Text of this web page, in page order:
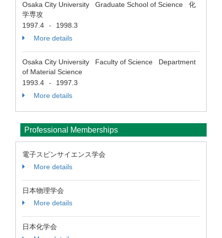
Osaka City University Graduate School of Science 化
学専攻
1997.4
-
1998.3
More details
Osaka City University Faculty of Science Department
of Material Science
1993.4
-
1997.3
More details
Professional Memberships
電子スピンサイエンス学会
More details
日本物理学会
More details
日本化学会